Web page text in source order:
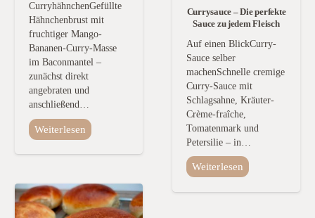
CurryhähnchenGefüllte
Hähnchenbrust mit
fruchtiger Mango-
Bananen-Curry-Masse
im Baconmantel –
zunächst direkt
angebraten und
anschließend…
Weiterlesen
Currysauce – Die perfekte
Sauce zu jedem Fleisch
Auf einen BlickCurry-
Sauce selber
machenSchnelle cremige
Curry-Sauce mit
Schlagsahne, Kräuter-
Crème-fraîche,
Tomatenmark und
Petersilie – in…
Weiterlesen